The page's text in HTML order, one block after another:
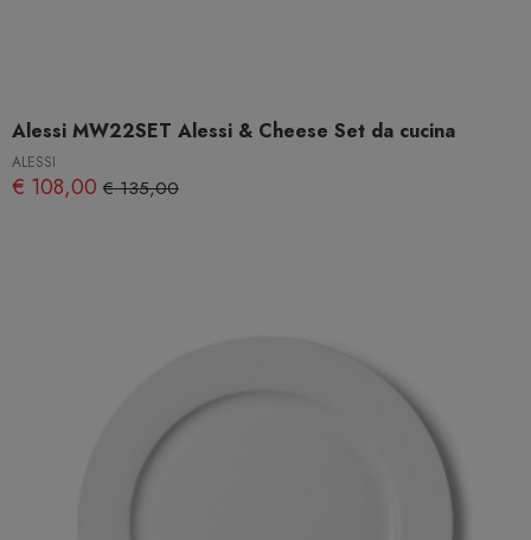
Alessi MW22SET Alessi & Cheese Set da cucina
ALESSI
€ 108,00 € 135,00